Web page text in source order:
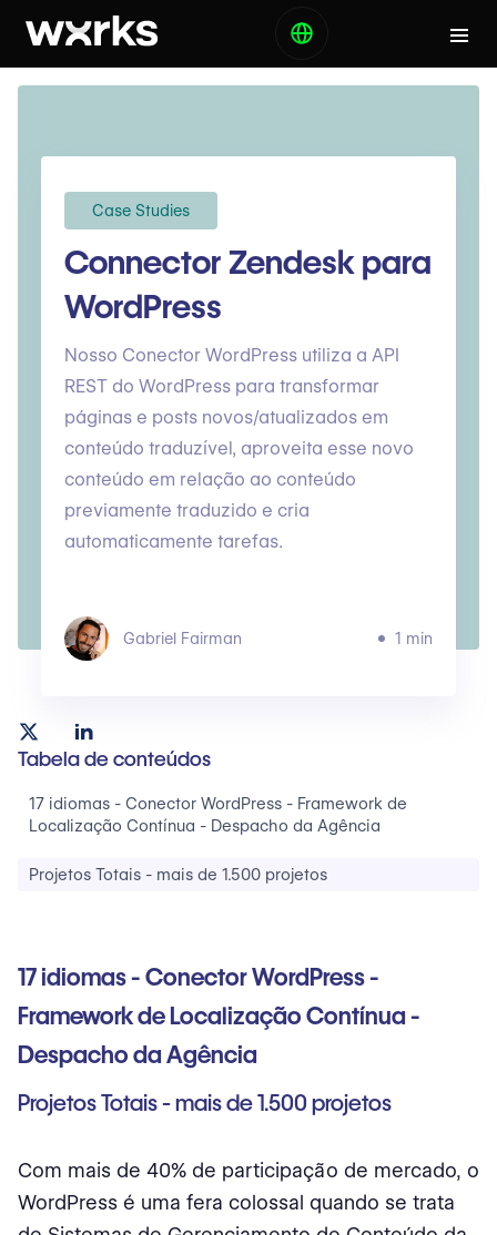
Case Studies
Connector Zendesk para
WordPress
Nosso Conector WordPress utiliza a API
REST do WordPress para transformar
páginas e posts novos/atualizados em
conteúdo traduzível, aproveita esse novo
conteúdo em relação ao conteúdo
previamente traduzido e cria
automaticamente tarefas.
Gabriel Fairman 1 min
Tabela de conteúdos
17 idiomas - Conector WordPress - Framework de
Localização Contínua - Despacho da Agência
Projetos Totais - mais de 1.500 projetos
17 idiomas - Conector WordPress -
Framework de Localização Contínua -
Despacho da Agência
Projetos Totais - mais de 1.500 projetos
Com mais de 40% de participação de mercado, o
WordPress é uma fera colossal quando se trata